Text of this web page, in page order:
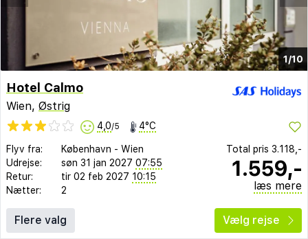
1/10
Hotel Calmo
Wien, Østrig
4,0/5 4°C
Flyv fra: København - Wien
Udrejse:
søn 31 jan 2027 07:55
Retur:
tir 02 feb 2027 10:15
Nætter:
2
Total pris 3.118,-
1.559,-
læs mere
Flere valg Vælg rejse